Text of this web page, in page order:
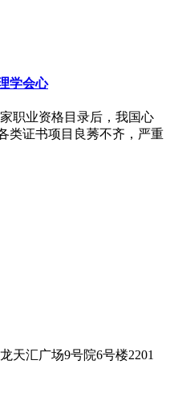
学会心
职业资格目录后，我国心
类证书项目良莠不齐，严重
天汇广场9号院6号楼2201